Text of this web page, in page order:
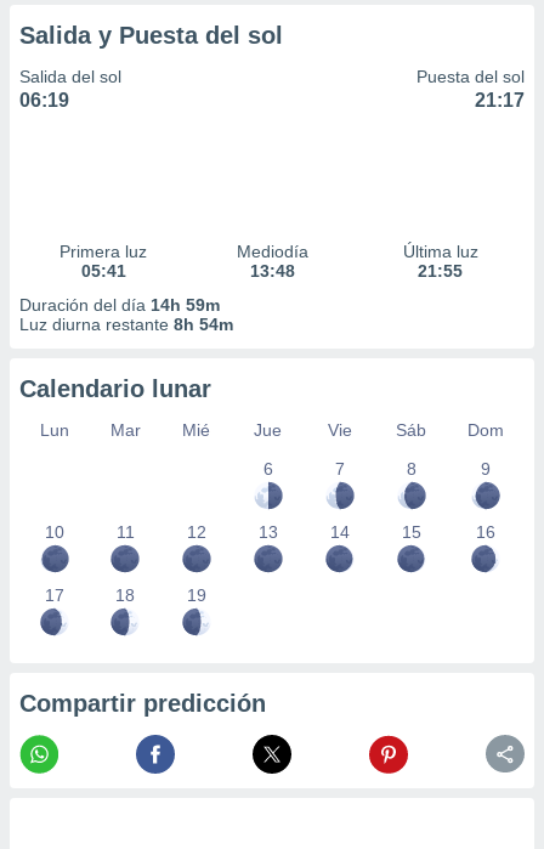
Salida y Puesta del sol
Salida del sol
06:19
Puesta del sol
21:17
Primera luz
05:41
Mediodía
13:48
Última luz
21:55
Duración del día 14h 59m
Luz diurna restante 8h 54m
Calendario lunar
Lun Mar Mié Jue Vie Sáb
Dom
6
7 8 9
10 11 12 13 14 15 16
17 18 19
Compartir predicción